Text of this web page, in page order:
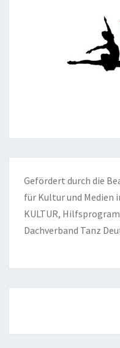
Gefördert durch die
für Kultur und Medien
KULTUR,
Dachverband Tanz